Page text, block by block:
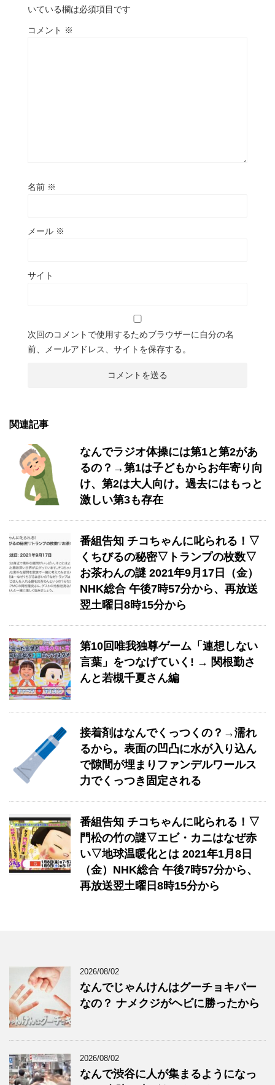
いている欄は必須項目です
コメント ※
名前 ※
メール ※
サイト
次回のコメントで使用するためブラウザーに自分の名
前、メールアドレス、サイトを保存する。
関連記事
なんでラジオ体操には第1と第2があ
るの？→第1は子どもからお年寄り向
け、第2は大人向け。過去にはもっと
激しい第3も存在
番組告知 チコちゃんに叱られる！▽
くちびるの秘密▽トランプの枚数▽
お茶わんの謎 2021年9月17日（金）
NHK総合 午後7時57分から、再放送
翌土曜日8時15分から
第10回唯我独尊ゲーム「連想しない
言葉」をつなげていく! → 関根勤さ
んと若槻千夏さん編
接着剤はなんでくっつくの？→濡れ
るから。表面の凹凸に水が入り込ん
で隙間が埋まりファンデルワールス
力でくっつき固定される
番組告知 チコちゃんに叱られる！▽
門松の竹の謎▽エビ・カニはなぜ赤
い▽地球温暖化とは 2021年1月8日
（金）NHK総合 午後7時57分から、
再放送翌土曜日8時15分から
2026/08/02
なんでじゃんけんはグーチョキパー
なの？ ナメクジがヘビに勝ったから
2026/08/02
なんで渋谷に人が集まるようになっ